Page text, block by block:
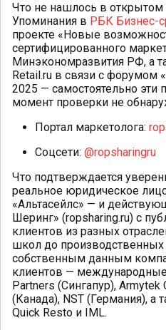
Что не нашлось в открытом
Упоминания в РБК Бизнес-
проекте «Новые
сертифицированного
Минэкономразвития РФ, а
Retail.ru в связи с форумом
2025 — самостоятельно эти
момент проверки не
Портал маркетолога:
Соцсети: @ropsharingru
Что подтверждается
реальное юридическое
«Альтасейлс» — и
Шеринг» (ropsharing.ru) с
клиентов из разных
школ до
собственным данным
клиентов —
Partners (Сингапур), Armytek
(Канада), NST (Германия), а
Quick Resto и IML.